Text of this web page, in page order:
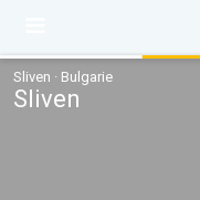
Sliven · Bulgarie
Sliven